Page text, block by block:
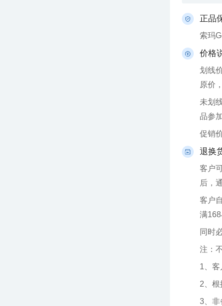
正品
索玛
价格
原价
品参
促销
退换
后，
满
同时
注：
1、
2、